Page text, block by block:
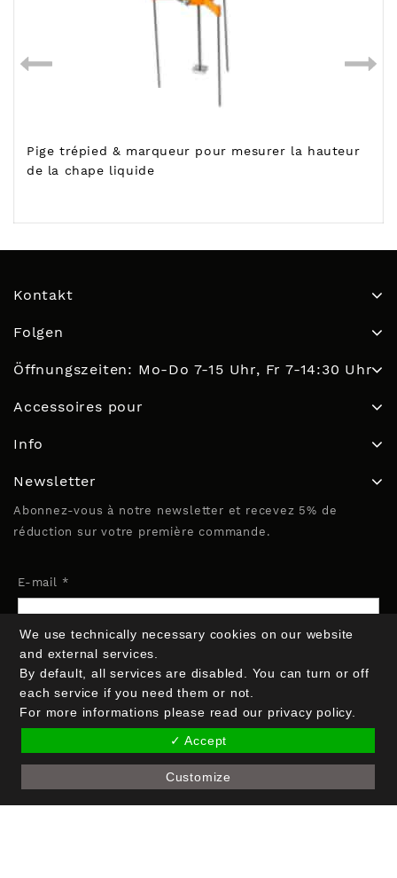
Pige trépied & marqueur pour mesurer la hauteur
de la chape liquide
Kontakt
Folgen
Öffnungszeiten: Mo-Do 7-15 Uhr, Fr 7-14:30 Uhr
Accessoires pour
Info
Newsletter
Abonnez-vous à notre newsletter et recevez 5% de
réduction sur votre première commande.
E-mail *
Nom (optionnel)
Copyright © 2026 Crak Blocker GmbH
We use technically necessary cookies on our website
and external services.
By default, all services are disabled. You can turn or off
each service if you need them or not.
For more informations please read our privacy policy.
✓ Accept
Customize